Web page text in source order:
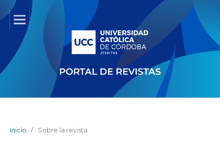
Inicio / Sobre la revista